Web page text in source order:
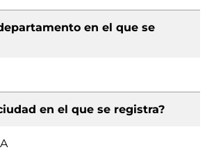
en el que se
en el que se registra?